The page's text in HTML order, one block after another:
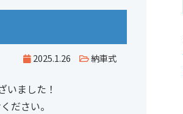
2025.1.26 納車式
いました！
ださい。